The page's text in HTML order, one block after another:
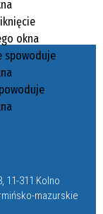
11-311 Kolno
mazurskie